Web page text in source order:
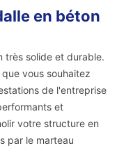
en béton
très solide et durable.
vous souhaitez
de l'entreprise
et
votre structure en
par le marteau